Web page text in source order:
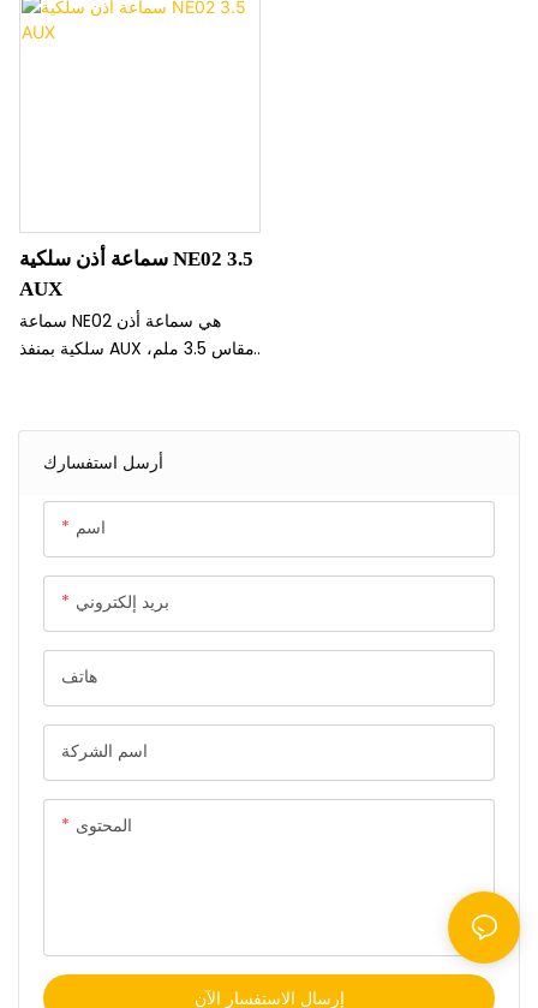
أرسل استفسارك
اسم
بريد إلكتروني
هاتف
اسم الشركة
المحتوى
إرسال الاستفسار الآن
التبديل بين وضعَي الموسيقى
والألعاب. بفضل محركها الصوتي
سماعة أذن سلكية NE02 3.5
AUX
سماعة NE02 هي سماعة أذن
سلكية بمنفذ AUX مقاس 3.5 ملم،
المحمولة. تتميز بتصميمها المتين
والعملي، بالإضافة إلى ميكروفون